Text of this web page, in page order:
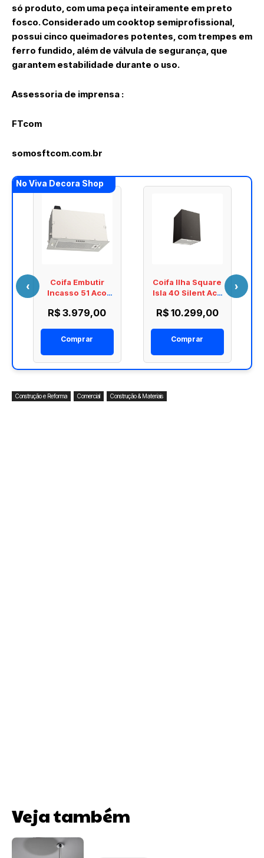
só produto, com uma peça inteiramente em preto
fosco. Considerado um cooktop semiprofissional,
possui cinco queimadores potentes, com trempes em
ferro fundido, além de válvula de segurança, que
garantem estabilidade durante o uso.
Assessoria de imprensa :
FTcom
somosftcom.com.br
No Viva Decora Shop
Coifa Embutir
Incasso 51 Aco
R$ 3.979,00
Comprar
Coifa Ilha Square
Isla 40 Silent Aco
R$ 10.299,00
Comprar
‹ ›
Construção e Reforma Comercial Construção & Materiais
Veja também